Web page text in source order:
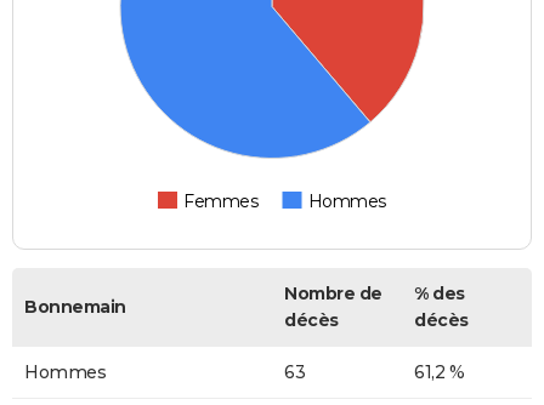
Femmes Hommes
Bonnemain
Nombre de
décès
% des
décès
Hommes 63 61,2 %